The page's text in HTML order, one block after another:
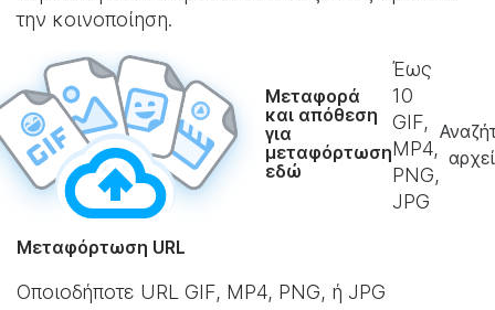
την κοινοποίηση.
Μεταφορά
και απόθεση
για
μεταφόρτωση
εδώ
Έως
10
GIF,
MP4,
PNG,
JPG
Μεταφόρτωση URL
Οποιοδήποτε URL GIF, MP4, PNG, ή JPG